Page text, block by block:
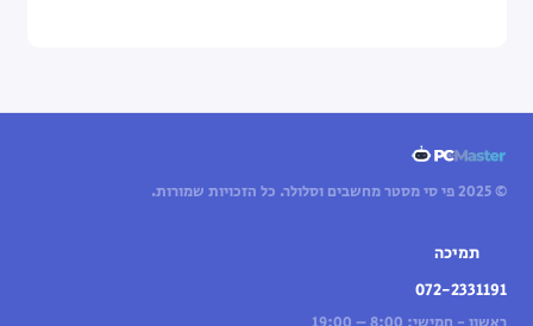
© 2025 פי סי מסטר מחשבים וסלולר. כל הזכויות שמורות.
תמיכה
072-2331191